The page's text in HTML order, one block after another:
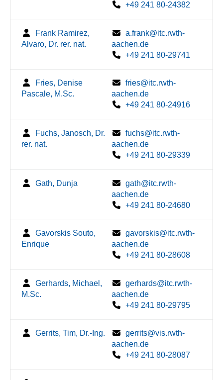
+49 241 80-24382
Frank Ramirez,
Alvaro, Dr. rer. nat.
a.frank@itc.rwth-
aachen.de
+49 241 80-29741
Fries, Denise
Pascale, M.Sc.
fries@itc.rwth-
aachen.de
+49 241 80-24916
Fuchs, Janosch, Dr.
rer. nat.
fuchs@itc.rwth-
aachen.de
+49 241 80-29339
Gath, Dunja
gath@itc.rwth-
aachen.de
+49 241 80-24680
Gavorskis Souto,
Enrique
gavorskis@itc.rwth-
aachen.de
+49 241 80-28608
Gerhards, Michael,
M.Sc.
gerhards@itc.rwth-
aachen.de
+49 241 80-29795
Gerrits, Tim, Dr.-Ing.
gerrits@vis.rwth-
aachen.de
+49 241 80-28087